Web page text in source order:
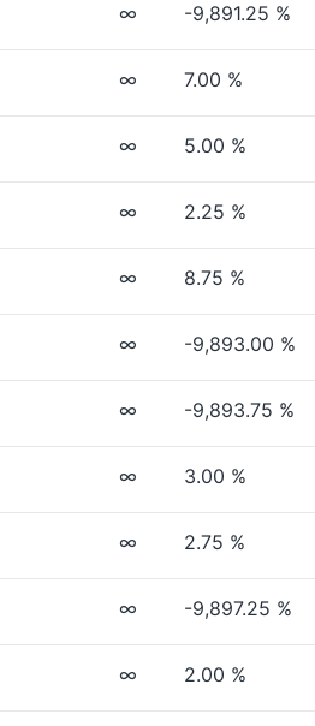
∞ -9,891.25 %
∞ 7.00 %
∞ 5.00 %
∞ 2.25 %
∞ 8.75 %
∞ -9,893.00 %
∞ -9,893.75 %
∞ 3.00 %
∞ 2.75 %
∞ -9,897.25 %
∞ 2.00 %